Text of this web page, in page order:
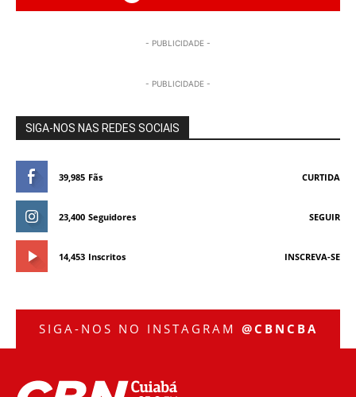
- PUBLICIDADE -
- PUBLICIDADE -
SIGA-NOS NAS REDES SOCIAIS
39,985 Fãs CURTIDA
23,400 Seguidores SEGUIR
14,453 Inscritos INSCREVA-SE
SIGA-NOS NO INSTAGRAM @CBNCBA